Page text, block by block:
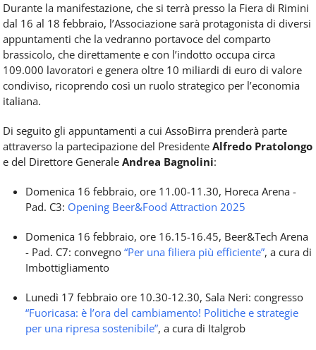
Durante la manifestazione, che si terrà presso la Fiera di Rimini
dal 16 al 18 febbraio, l’Associazione sarà protagonista di diversi
appuntamenti che la vedranno portavoce del comparto
brassicolo, che direttamente e con l’indotto occupa circa
109.000 lavoratori e genera oltre 10 miliardi di euro di valore
condiviso, ricoprendo così un ruolo strategico per l’economia
italiana.
Di seguito gli appuntamenti a cui AssoBirra prenderà parte
attraverso la partecipazione del Presidente Alfredo Pratolongo
e del Direttore Generale Andrea Bagnolini:
Domenica 16 febbraio, ore 11.00-11.30, Horeca Arena -
Pad. C3: Opening Beer&Food Attraction 2025
Domenica 16 febbraio, ore 16.15-16.45, Beer&Tech Arena
- Pad. C7: convegno “Per una filiera più efficiente”, a cura di
Imbottigliamento
Lunedì 17 febbraio ore 10.30-12.30, Sala Neri: congresso
“Fuoricasa: è l’ora del cambiamento! Politiche e strategie
per una ripresa sostenibile”, a cura di Italgrob